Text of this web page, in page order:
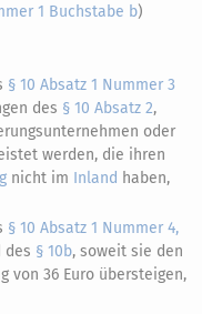
1 Buchstabe b)
§ 10 Absatz 1 Nummer 3
des § 10 Absatz 2,
oder
werden, die ihren
nicht im Inland haben,
§ 10 Absatz 1 Nummer 4,
des § 10b, soweit sie den
von 36 Euro übersteigen,